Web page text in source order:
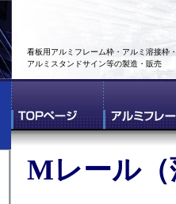
看板用アルミフレーム枠・アルミ溶接枠
アルミスタンドサイン等の製造・販売
Mレール